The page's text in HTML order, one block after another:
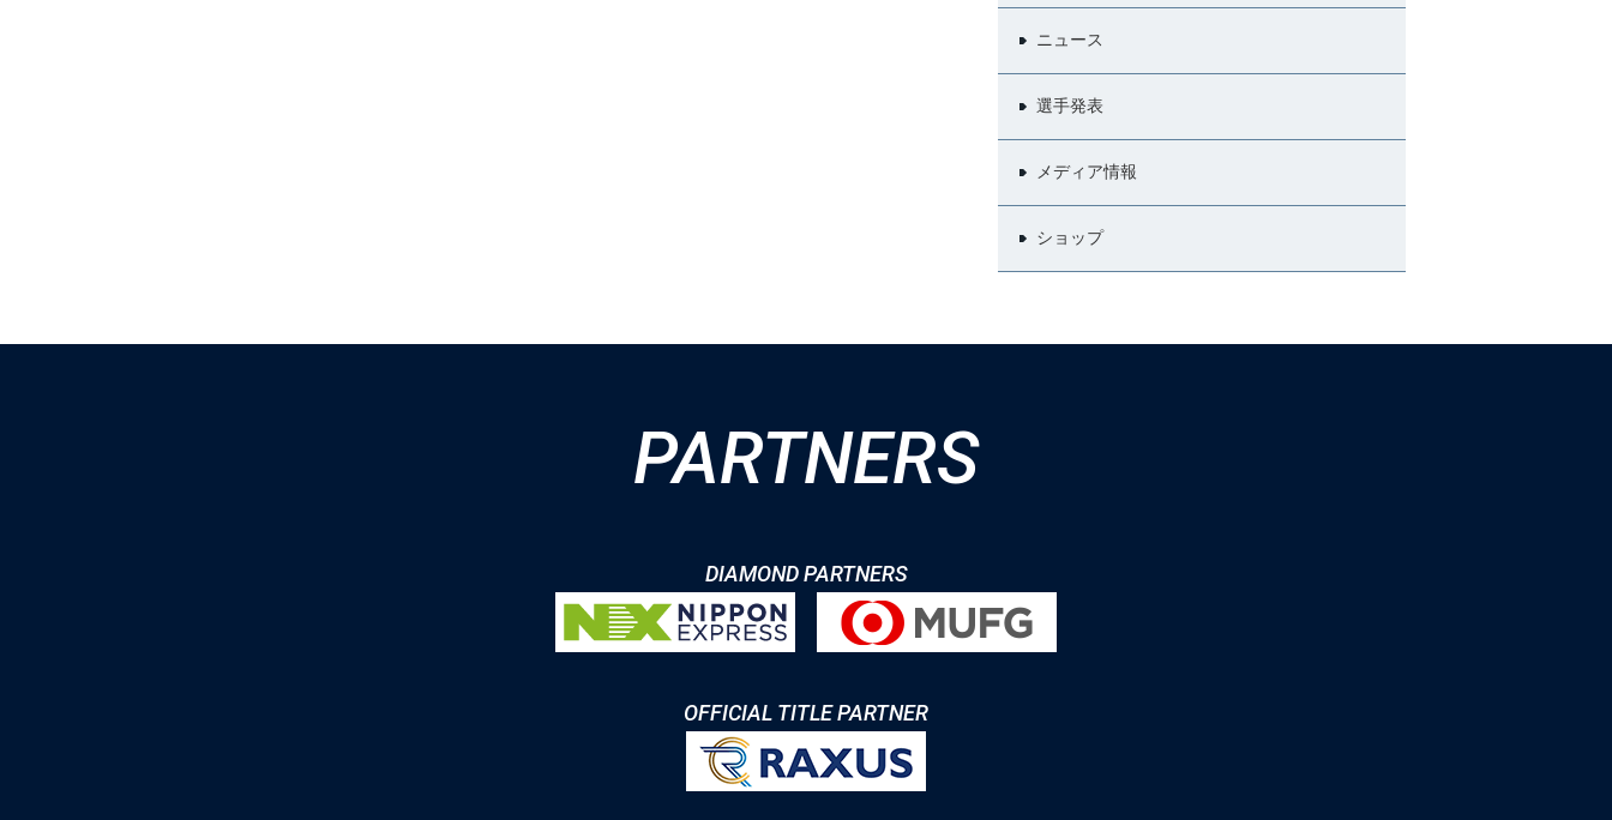
ニュース
選手発表
メディア情報
ショップ
PARTNERS
DIAMOND PARTNERS
OFFICIAL TITLE PARTNER